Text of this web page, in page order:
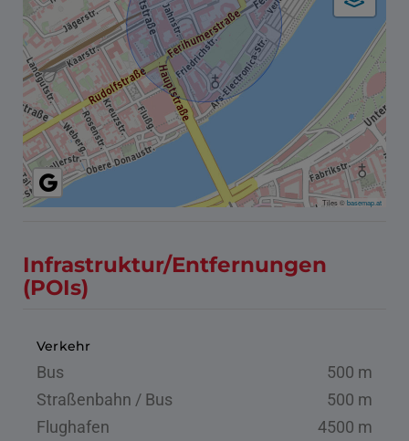
Tiles ©basemap.at
Infrastruktur/Entfernungen
(POIs)
Verkehr
Bus
500 m
Straßenbahn / Bus
500 m
Flughafen
4500 m